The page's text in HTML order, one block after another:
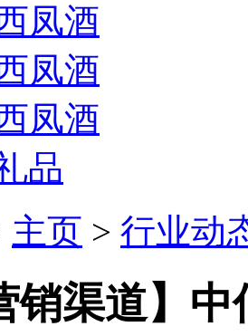
凤酒
凤酒
凤酒
品
主页 > 行业动
销渠道】